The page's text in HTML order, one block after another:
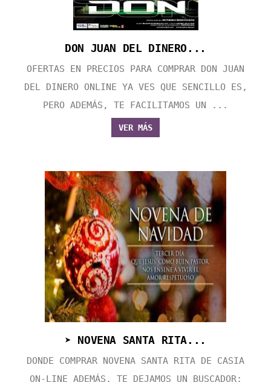
DON JUAN DEL DINERO...
OFERTAS EN PRECIOS PARA COMPRAR DON JUAN
DEL DINERO ONLINE YA VES QUE SENCILLO ES,
PERO ADEMÁS, TE FACILITAMOS UN ...
VER MÁS
➤ NOVENA SANTA RITA...
DONDE COMPRAR NOVENA SANTA RITA DE CASIA
ON-LINE ADEMÁS, TE DEJAMOS UN BUSCADOR: